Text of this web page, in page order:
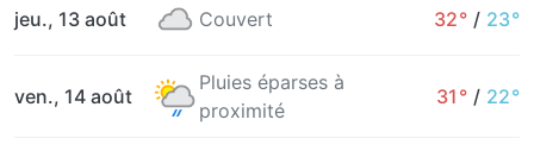
jeu., 13 août Couvert 32° / 23°
ven., 14 août
Pluies éparses à
proximité
31° / 22°